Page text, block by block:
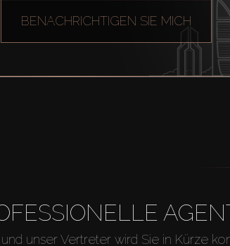
BENACHRICHTIGEN SIE MICH
unser Vertreter wird Sie in Kürze